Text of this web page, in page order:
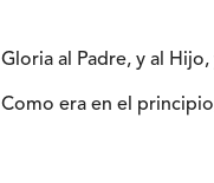
Gloria al Padre, y al
Como era en el